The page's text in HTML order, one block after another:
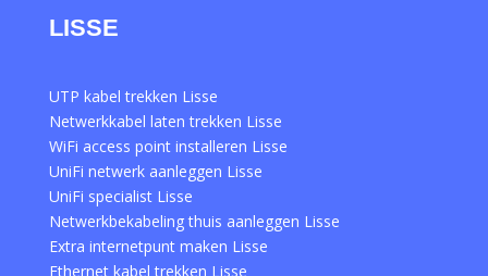
LISSE
UTP kabel trekken Lisse
Netwerkkabel laten trekken Lisse
WiFi access point installeren Lisse
UniFi netwerk aanleggen Lisse
UniFi specialist Lisse
Netwerkbekabeling thuis aanleggen Lisse
Extra internetpunt maken Lisse
Ethernet kabel trekken Lisse